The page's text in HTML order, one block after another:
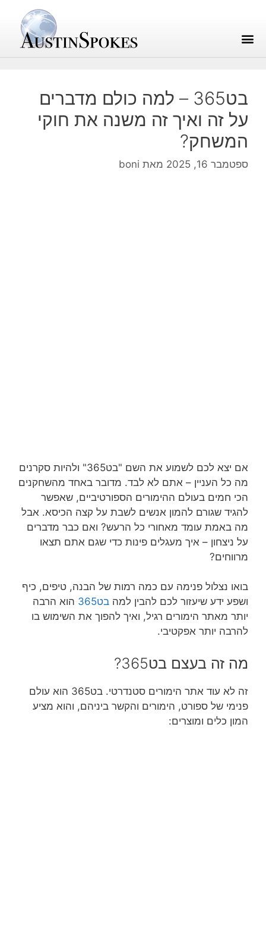
בט365 – למה כולם מדברים
על זה ואיך זה משנה את חוקי
המשחק?
ספטמבר 16, 2025 מאת boni
אם יצא לכם לשמוע את השם "בט365" ולהיות סקרנים
מה כל העניין – אתם לא לבד. מדובר באחד מהשחקנים
הכי חמים בעולם ההימורים הספורטיביים, שאפשר
להגיד שגורם להמון אנשים לשבת על קצה הכיסא. אבל
מה באמת עומד מאחורי כל הרעש? ואם כבר מדברים
על ניצחון – איך מעגלים פינות כדי שגם אתם תצאו
מרווחים?
בואו נצלול פנימה עם כמה רמות של הבנה, טיפים, כיף
ושפע ידע שיעזור לכם להבין למה בט365
הוא הרבה
יותר מאתר הימורים רגיל, ואיך להפוך את השימוש בו
להרבה יותר אפקטיבי.
מה זה בעצם בט365?
זה לא עוד אתר הימורים סטנדרטי. בט365 הוא עולם
פנימי של ספורט, הימורים והקשר ביניהם, והוא מציע
המון כלים ומוצרים: